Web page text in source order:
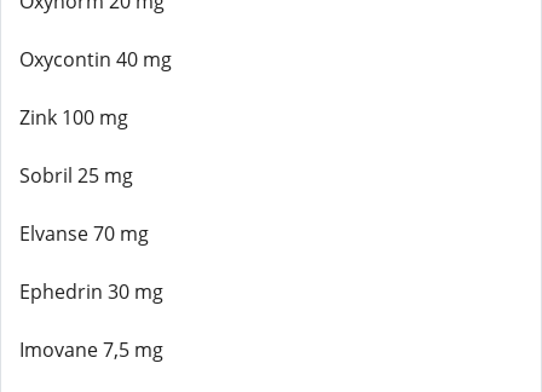
Oxycontin 40 mg
Zink 100 mg
Sobril 25 mg
Elvanse 70 mg
Ephedrin 30 mg
Imovane 7,5 mg